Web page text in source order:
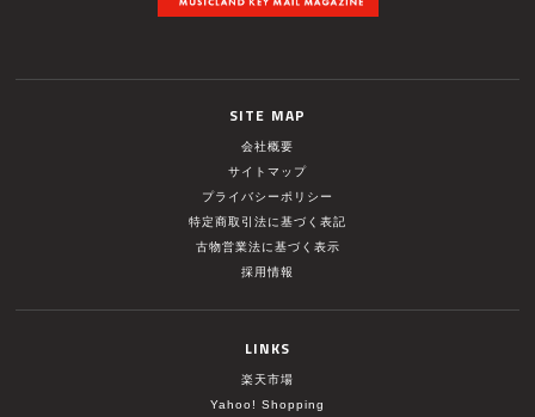
SITE MAP
会社概要
サイトマップ
プライバシーポリシー
特定商取引法に基づく表記
古物営業法に基づく表示
採用情報
LINKS
楽天市場
Yahoo! Shopping